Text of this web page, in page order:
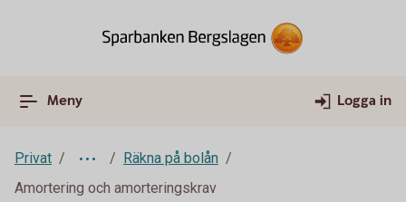
Meny Logga in
Privat
Räkna på bolån
Amortering och amorteringskrav